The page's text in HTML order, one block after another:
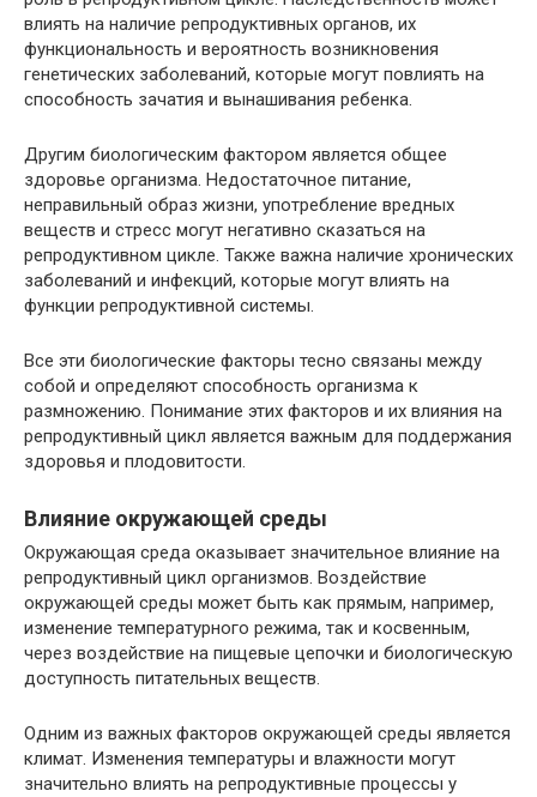
влиять на наличие репродуктивных органов, их
функциональность и вероятность возникновения
генетических заболеваний, которые могут повлиять на
способность зачатия и вынашивания ребенка.
Другим биологическим фактором является общее
здоровье организма. Недостаточное питание,
неправильный образ жизни, употребление вредных
веществ и стресс могут негативно сказаться на
репродуктивном цикле. Также важна наличие хронических
заболеваний и инфекций, которые могут влиять на
функции репродуктивной системы.
Все эти биологические факторы тесно связаны между
собой и определяют способность организма к
размножению. Понимание этих факторов и их влияния на
репродуктивный цикл является важным для поддержания
здоровья и плодовитости.
Влияние окружающей среды
Окружающая среда оказывает значительное влияние на
репродуктивный цикл организмов. Воздействие
окружающей среды может быть как прямым, например,
изменение температурного режима, так и косвенным,
через воздействие на пищевые цепочки и биологическую
доступность питательных веществ.
Одним из важных факторов окружающей среды является
климат. Изменения температуры и влажности могут
значительно влиять на репродуктивные процессы у